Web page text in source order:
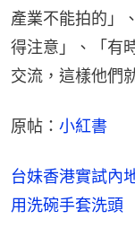
產業不能拍的」
得注意」、「有
交流，這樣他們
原帖： 小紅書
台妹香港實試內
用洗碗手套洗頭